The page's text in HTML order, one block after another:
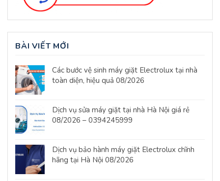
BÀI VIẾT MỚI
Các bước vệ sinh máy giặt Electrolux tại nhà
toàn diện, hiệu quả 08/2026
Dịch vụ sửa máy giặt tại nhà Hà Nội giá rẻ
08/2026 – 0394245999
Dịch vụ bảo hành máy giặt Electrolux chĩnh
hãng tại Hà Nội 08/2026